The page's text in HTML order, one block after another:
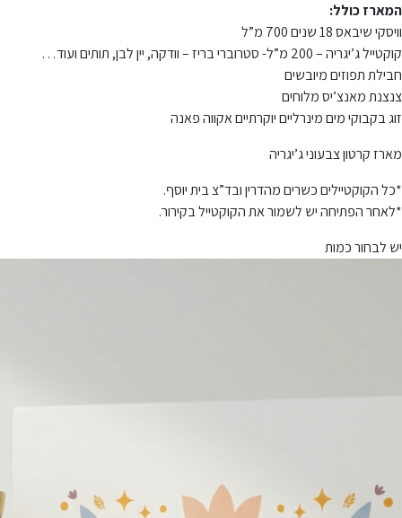
המארז כולל:
וויסקי שיבאס 18 שנים 700 מ”ל
קוקטייל ג’יגריה – 200 מ”ל- סטרוברי בריז – וודקה, יין לבן, תותים ועוד…
חבילת תפוזים מיובשים
צנצנת מאנצ’יס מלוחים
זוג בקבוקי מים מינרליים יוקרתיים אקווה פאנה
מארז קרטון צבעוני ג’יגריה
*כל הקוקטיילים כשרים מהדרין ובד”צ בית יוסף.
*לאחר הפתיחה יש לשמור את הקוקטייל בקירור.
יש לבחור כמות